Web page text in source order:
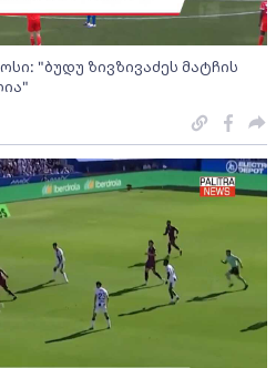
"ბუდუ ზივზივაძეს მატჩის